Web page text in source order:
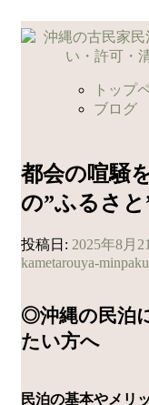
コ
ン
キ
ッ
プ
トップ
ブログ
都会の喧騒
の”ふるさ
投稿日: 2025年8月
kametarouya-minpaku
◎沖縄の民泊
たい方へ
民泊の基本やメリ